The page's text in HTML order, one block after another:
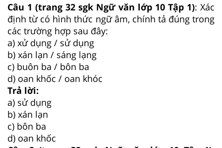
Câu 1 (trang 32 sgk Ngữ văn lớp 10 Tập 1): Xác
định từ có hình thức ngữ âm, chính tả đúng trong
các trường hợp sau đây:
a) xử dụng / sử dụng
b) xán lạn / sáng lạng
c) buôn ba / bôn ba
d) oan khốc / oan khóc
Trả lời:
a) sử dụng
b) xán lạn
c) bôn ba
d) oan khốc